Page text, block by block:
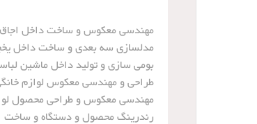
مهندسی معکوس و ساخت داخل اجاق
مدلسازی سه بعدی و ساخت داخل
بومی سازی و تولید داخل ماشین
طراحی و مهندسی معکوس لوازم
مهندسی معکوس و طراحی محصول
رندرینگ محصول و دستگاه و ساخت